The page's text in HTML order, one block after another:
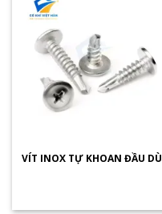
VÍT INOX TỰ KHOAN ĐẦU DÙ